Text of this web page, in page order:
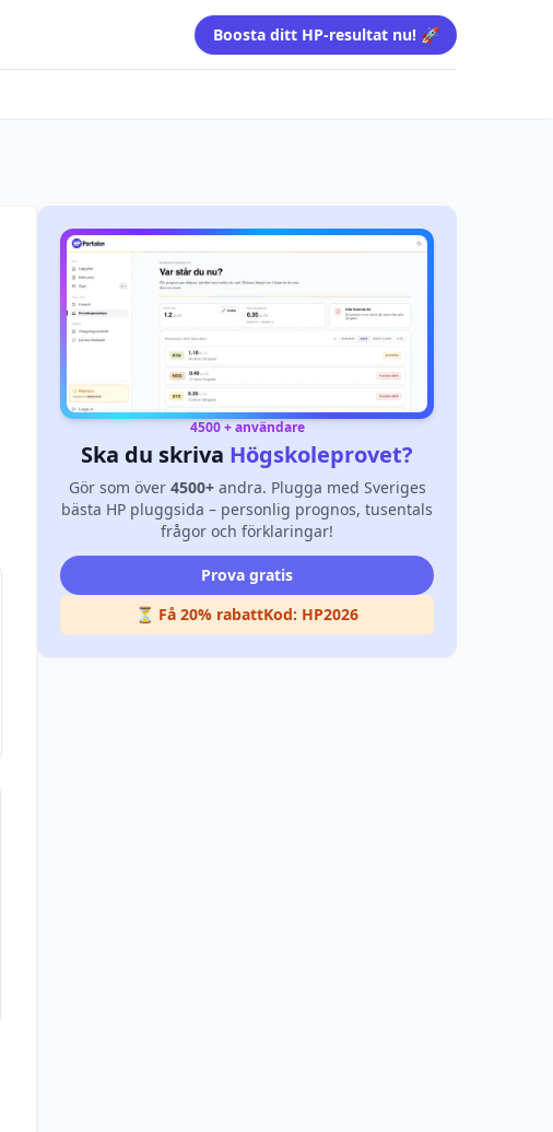
Boosta ditt HP-resultat nu! 🚀
4500 + användare
Ska du skriva Högskoleprovet?
Gör som över 4500+andra. Plugga med Sveriges
bästa HP pluggsida – personlig prognos, tusentals
frågor och förklaringar!
Prova gratis
⏳ Få 20% rabattKod: HP2026